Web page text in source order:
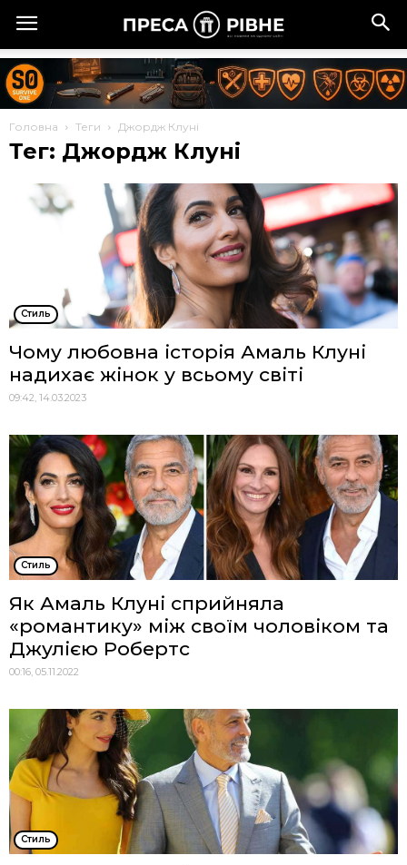
Головна Теги Джордж Клуні
Тег: Джордж Клуні
Стиль
Чому любовна історія Амаль Клуні
надихає жінок у всьому світі
09:42, 14.03.2023
Стиль
Як Амаль Клуні сприйняла
«романтику» між своїм чоловіком та
Джулією Робертс
00:16, 05.11.2022
Стиль